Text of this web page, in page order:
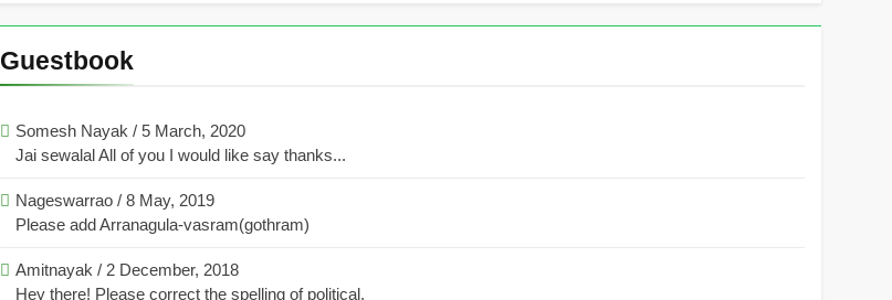
Guestbook
Somesh Nayak / 5 March, 2020
Jai sewalal All of you I would like say thanks...
Nageswarrao / 8 May, 2019
Please add Arranagula-vasram(gothram)
Amitnayak / 2 December, 2018
Hey there! Please correct the spelling of political.